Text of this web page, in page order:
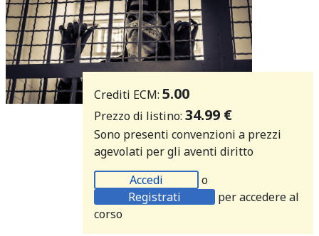
Crediti ECM: 5.00
Prezzo di listino: 34.99 €
Sono presenti convenzioni a prezzi
agevolati per gli aventi diritto
Accedi
o
Registrati
per accedere al
corso